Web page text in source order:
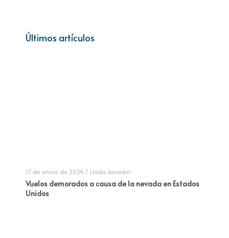
Últimos artículos
17 de enero de 2024 / Linda Amador
Vuelos demorados a causa de la nevada en Estados
Unidos